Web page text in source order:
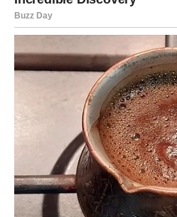
VAGA –
pravom smeru
Vaga je često rastrzana,
sklona da previše daje
da bi drugi bili srećni. Ali
decembra donosi potpunu
Vaga dobija božansku
srca i mira.